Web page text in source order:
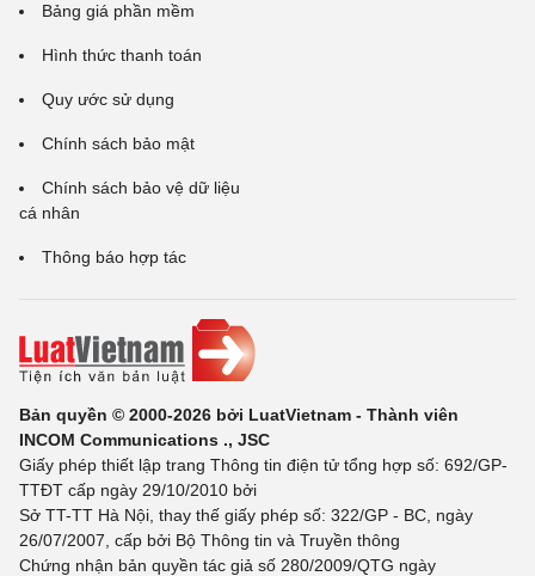
Bảng giá phần mềm
Hình thức thanh toán
Quy ước sử dụng
Chính sách bảo mật
Chính sách bảo vệ dữ liệu
cá nhân
Thông báo hợp tác
Bản quyền © 2000-2026 bởi LuatVietnam - Thành viên
INCOM Communications ., JSC
Giấy phép thiết lập trang Thông tin điện tử tổng hợp số: 692/GP-
TTĐT cấp ngày 29/10/2010 bởi
Sở TT-TT Hà Nội, thay thế giấy phép số: 322/GP - BC, ngày
26/07/2007, cấp bởi Bộ Thông tin và Truyền thông
Chứng nhận bản quyền tác giả số 280/2009/QTG ngày